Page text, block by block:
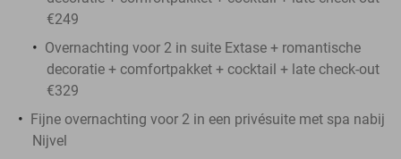
€249
Overnachting voor 2 in suite Extase + romantische
decoratie + comfortpakket + cocktail + late check-out
€329
Fijne overnachting voor 2 in een privésuite met spa nabij
Nijvel